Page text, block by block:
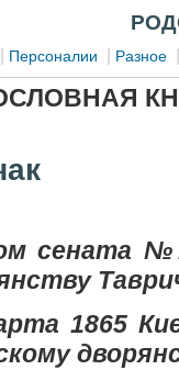
Персоналии Разное
сената
1865